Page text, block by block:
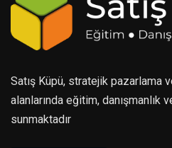
Satış Küpü, stratejik pazarlama
alanlarında eğitim, danışmanlık
sunmaktadır